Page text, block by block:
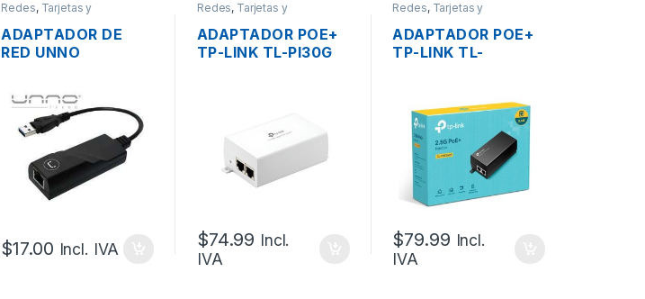
Redes, Tarjetas y
Adaptadores Wireless
ADAPTADOR DE
RED UNNO
GIGABIT PARA
PC/LAPTOP
$17.00 Incl. IVA
Redes, Tarjetas y
Adaptadores Wireless
ADAPTADOR POE+
TP-LINK TL-PI30G
$74.99 Incl.
IVA
Redes, Tarjetas y
Adaptadores Wireless
ADAPTADOR POE+
TP-LINK TL-
2.5GIGABIT
$79.99 Incl.
IVA